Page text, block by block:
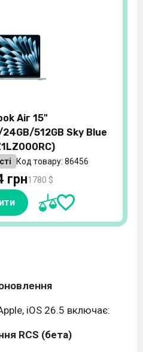
Air 15"
512GB Sky Blue
Код товару: 86456
грн1780 $
, iOS 26.5 включає:
RCS (бета)